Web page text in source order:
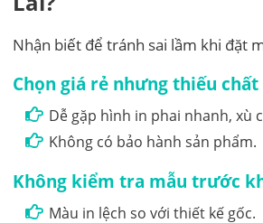
Nhận biết để tránh sai lầm khi đặt
Chọn giá rẻ nhưng thiếu
Dễ gặp hình in phai nhanh, xù
Không có bảo hành sản phẩm.
Không kiểm tra mẫu trước
Màu in lệch so với thiết kế gốc.